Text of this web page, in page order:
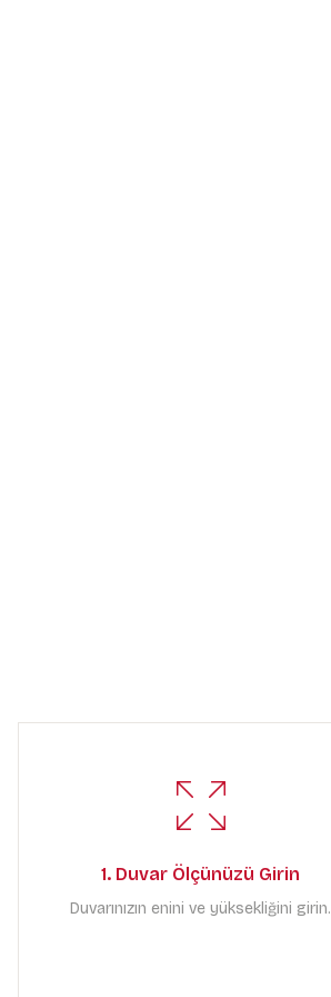
1. Duvar Ölçünüzü Girin
Duvarınızın enini ve yüksekliğini girin.